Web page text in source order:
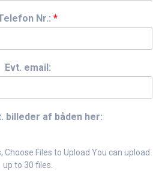
Nr.: *
Evt. email:
billeder af båden her:
Choose Files to Upload You can upload
up to 30 files.